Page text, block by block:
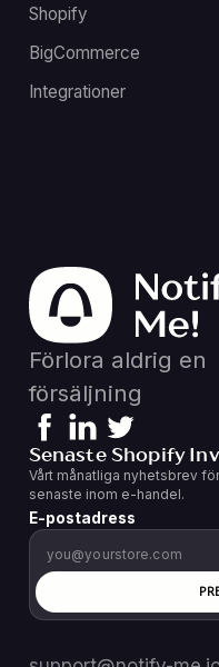
Shopify
BigCommerce
Integrationer
Förlora aldrig en
försäljning
Senaste Shopify
Vårt månatliga nyhetsbrev
senaste inom e-handel.
E-postadress